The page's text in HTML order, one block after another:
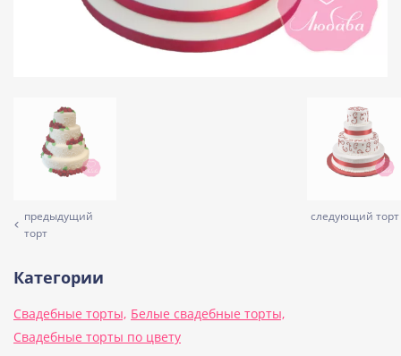
предыдущий
торт
следующий торт
Категории
Свадебные торты, Белые свадебные торты,
Свадебные торты по цвету